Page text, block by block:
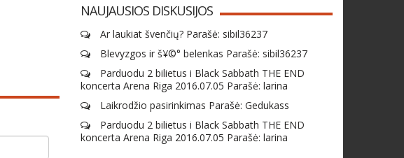
NAUJAUSIOS DISKUSIJOS
Ar laukiat švenčių? Parašė: sibil36237
Blevyzgos ir š¥©° belenkas Parašė: sibil36237
Parduodu 2 bilietus i Black Sabbath THE END
koncerta Arena Riga 2016.07.05 Parašė: larina
Laikrodžio pasirinkimas Parašė: Gedukass
Parduodu 2 bilietus i Black Sabbath THE END
koncerta Arena Riga 2016.07.05 Parašė: larina